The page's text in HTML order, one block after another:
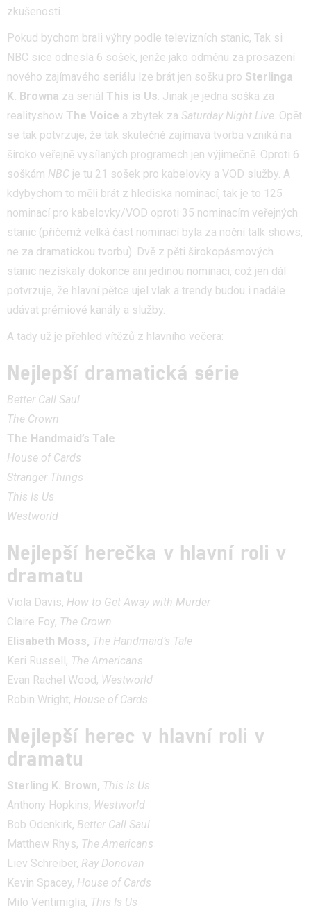
zkušenosti.
Pokud bychom brali výhry podle televizních stanic, Tak si
NBC sice odnesla 6 sošek, jenže jako odměnu za prosazení
nového zajímavého seriálu lze brát jen sošku pro Sterlinga
K. Browna za seriál This is Us. Jinak je jedna soška za
realityshow The Voice a zbytek za Saturday Night Live. Opět
se tak potvrzuje, že tak skutečně zajímavá tvorba vzniká na
široko veřejně vysílaných programech jen výjimečně. Oproti 6
soškám NBC je tu 21 sošek pro kabelovky a VOD služby. A
kdybychom to měli brát z hlediska nominací, tak je to 125
nominací pro kabelovky/VOD oproti 35 nominacím veřejných
stanic (přičemž velká část nominací byla za noční talk shows,
ne za dramatickou tvorbu). Dvě z pěti širokopásmových
stanic nezískaly dokonce ani jedinou nominaci, což jen dál
potvrzuje, že hlavní pětce ujel vlak a trendy budou i nadále
udávat prémiové kanály a služby.
A tady už je přehled vítězů z hlavního večera:
Nejlepší dramatická série
Better Call Saul
The Crown
The Handmaid’s Tale
House of Cards
Stranger Things
This Is Us
Westworld
Nejlepší herečka v hlavní roli v
dramatu
Viola Davis, How to Get Away with Murder
Claire Foy, The Crown
Elisabeth Moss, The Handmaid’s Tale
Keri Russell, The Americans
Evan Rachel Wood, Westworld
Robin Wright, House of Cards
Nejlepší herec v hlavní roli v
dramatu
Sterling K. Brown, This Is Us
Anthony Hopkins, Westworld
Bob Odenkirk, Better Call Saul
Matthew Rhys, The Americans
Liev Schreiber, Ray Donovan
Kevin Spacey, House of Cards
Milo Ventimiglia, This Is Us